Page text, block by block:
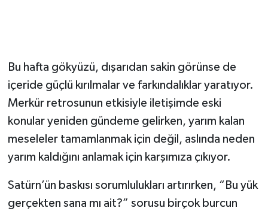
Bu hafta gökyüzü, dışarıdan sakin görünse de
içeride güçlü kırılmalar ve farkındalıklar yaratıyor.
Merkür retrosunun etkisiyle iletişimde eski
konular yeniden gündeme gelirken, yarım kalan
meseleler tamamlanmak için değil, aslında neden
yarım kaldığını anlamak için karşımıza çıkıyor.
Satürn’ün baskısı sorumlulukları artırırken, “Bu yük
gerçekten sana mı ait?” sorusu birçok burcun